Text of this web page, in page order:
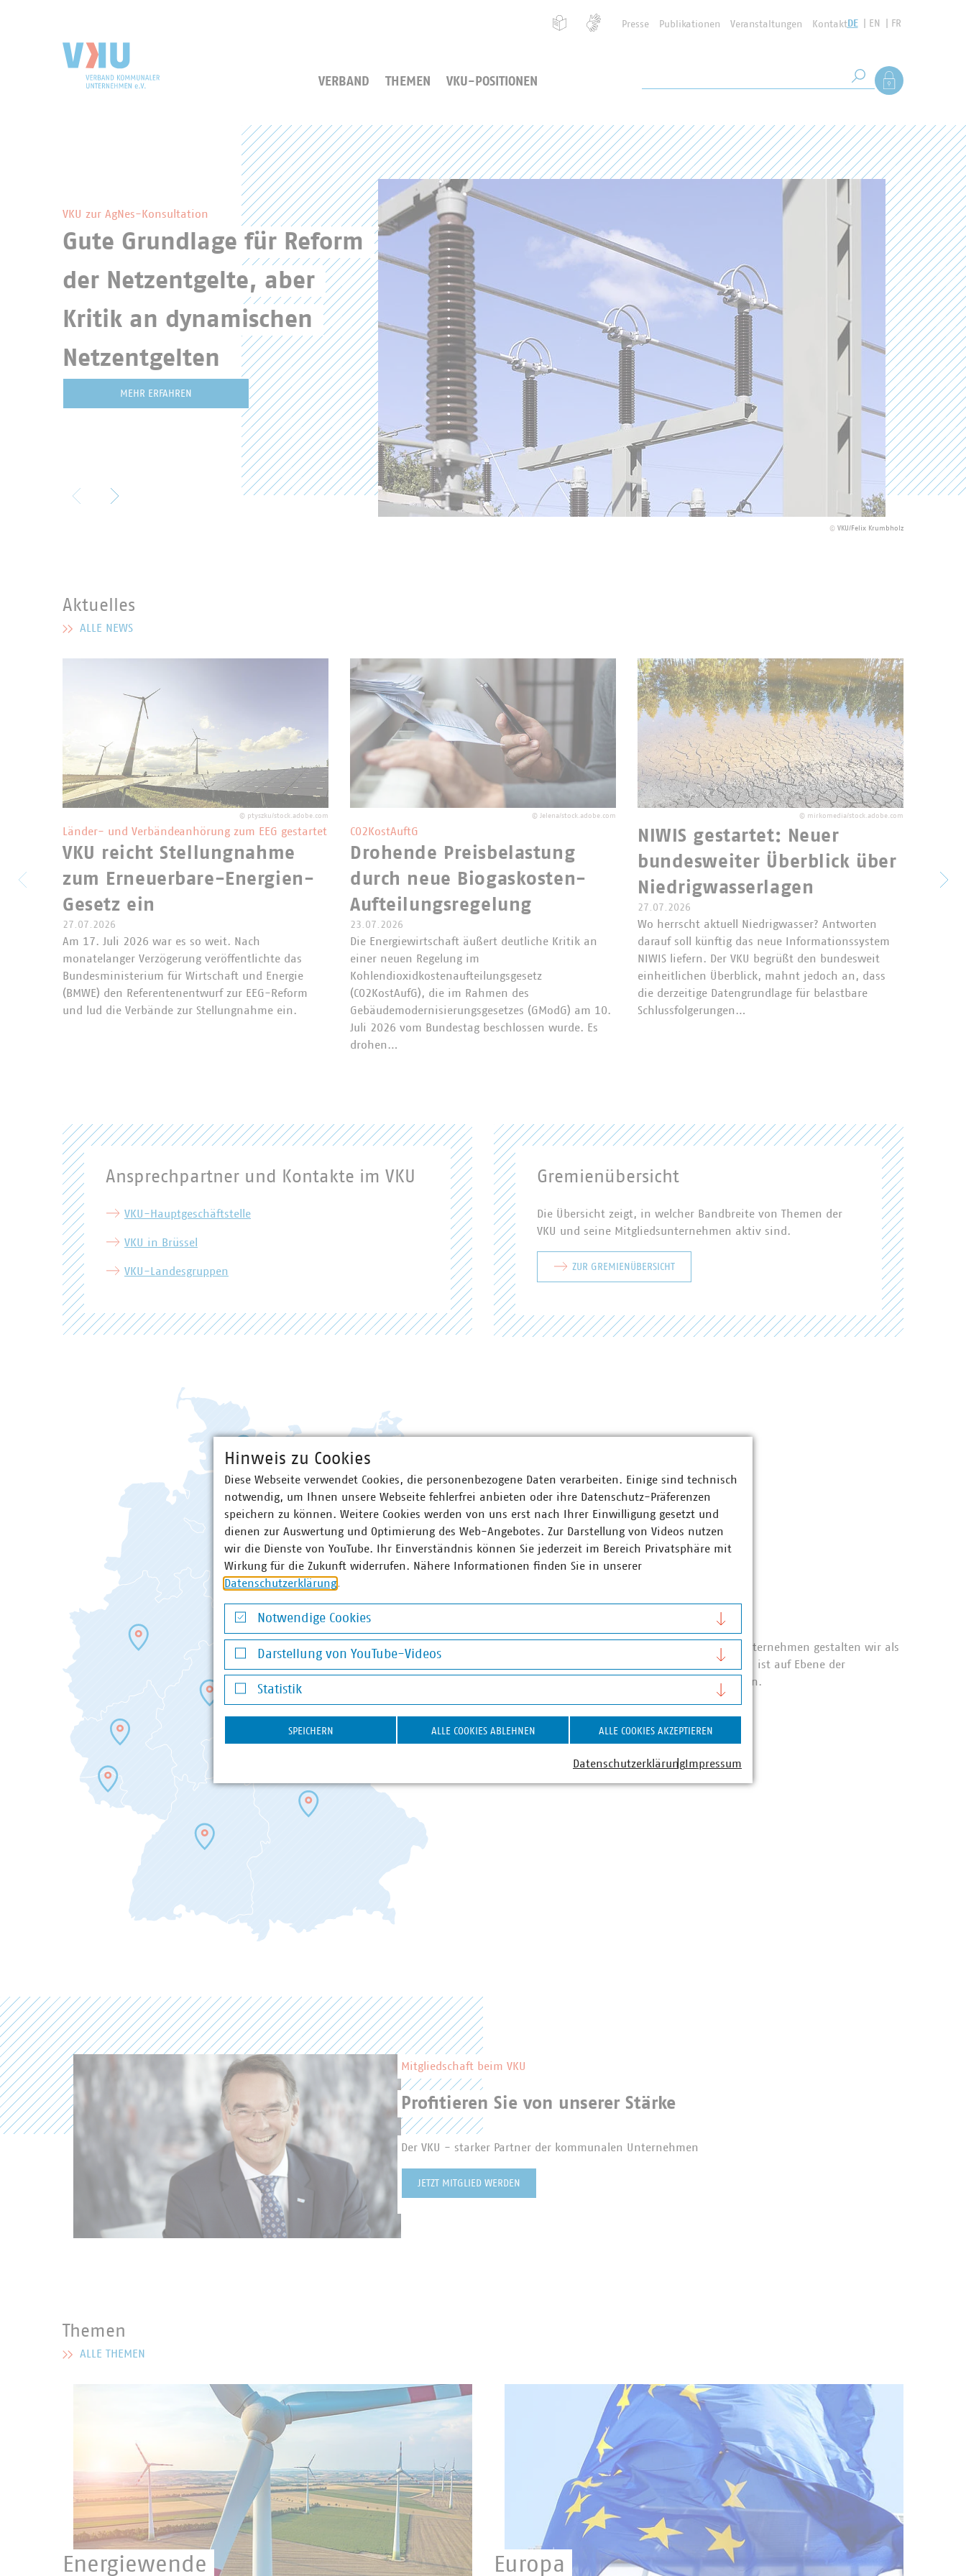
Presse Publikationen Veranstaltungen KontaktDE EN FR
VERBAND THEMEN VKU-POSITIONEN Suche starten
Als Mitglied
Hervorgehobene Inhalte des VKU
VKU zur AgNes-Konsultation
Gute Grundlage für Reform
der Netzentgelte, aber
Kritik an dynamischen
Netzentgelten
MEHR ERFAHREN
© VKU/Felix Krumbholz
Aktuelles
MEHR ZU AKTUELLES
ALLE NEWS
© ptyszku/stock.adobe.com
Länder- und Verbändeanhörung zum EEG gestartet
VKU reicht Stellungnahme
zum Erneuerbare-Energien-
Gesetz ein
27.07.2026
Am 17. Juli 2026 war es so weit. Nach
monatelanger Verzögerung veröffentlichte das
Bundesministerium für Wirtschaft und Energie
(BMWE) den Referentenentwurf zur EEG-Reform
und lud die Verbände zur Stellungnahme ein.
© Jelena/stock.adobe.com
CO2KostAuftG
Drohende Preisbelastung
durch neue Biogaskosten-
Aufteilungsregelung
23.07.2026
Die Energiewirtschaft äußert deutliche Kritik an
einer neuen Regelung im
Kohlendioxidkostenaufteilungsgesetz
(CO2KostAufG), die im Rahmen des
Gebäudemodernisierungsgesetzes (GModG) am 10.
Juli 2026 vom Bundestag beschlossen wurde. Es
drohen…
© mirkomedia/stock.adobe.com
NIWIS gestartet: Neuer
bundesweiter Überblick über
Niedrigwasserlagen
27.07.2026
Wo herrscht aktuell Niedrigwasser? Antworten
darauf soll künftig das neue Informationssystem
NIWIS liefern. Der VKU begrüßt den bundesweit
einheitlichen Überblick, mahnt jedoch an, dass
die derzeitige Datengrundlage für belastbare
Schlussfolgerungen…
Ansprechpartner und Kontakte im VKU
VKU-Hauptgeschäftstelle
VKU in Brüssel
VKU-Landesgruppen
Gremienübersicht
Die Übersicht zeigt, in welcher Bandbreite von Themen der
VKU und seine Mitgliedsunternehmen aktiv sind.
ZUR GREMIENÜBERSICHT
VKU in den Ländern
Gemeinsam mit und für unsere 1.592 Mitgliedsunternehmen gestalten wir als
VKU die Zukunft der Kommunalwirtschaft. Der VKU ist auf Ebene der
Bundesländer mit Landesgeschäftsstellen vertreten.
STANDORT WÄHLEN
Baden-Württemberg
Berlin/Brandenburg
Hessen
Niedersachsen/Bremen
Nord
Nordrhein-Westfalen
Rheinland-Pfalz
Saarland
Sachsen
Sachsen-Anhalt
Thüringen
Landesgruppen in der Abfallwirtschaft
Mitgliedschaft beim VKU
Profitieren Sie von unserer Stärke
Der VKU - starker Partner der kommunalen Unternehmen
JETZT MITGLIED WERDEN
Themen
MEHR ZU THEMEN
ALLE THEMEN
Energiewende Europa
Hinweis zu Cookies
Diese Webseite verwendet Cookies, die personenbezogene Daten verarbeiten. Einige sind technisch
notwendig, um Ihnen unsere Webseite fehlerfrei anbieten oder ihre Datenschutz-Präferenzen
speichern zu können. Weitere Cookies werden von uns erst nach Ihrer Einwilligung gesetzt und
dienen zur Auswertung und Optimierung des Web-Angebotes. Zur Darstellung von Videos nutzen
wir die Dienste von YouTube. Ihr Einverständnis können Sie jederzeit im Bereich Privatsphäre mit
Wirkung für die Zukunft widerrufen. Nähere Informationen finden Sie in unserer
Datenschutzerklärung.
Notwendige Cookies
Notwendige Cookies
Darstellung von YouTube-Videos
Darstellung von YouTube-Videos
Statistik
Statistik
SPEICHERN ALLE COOKIES ABLEHNEN ALLE COOKIES AKZEPTIEREN
Datenschutzerklärung Impressum